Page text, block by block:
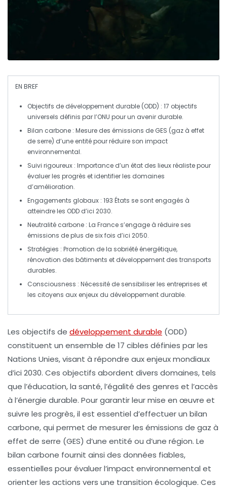
EN BREF
Objectifs de développement durable (ODD) : 17 objectifs
universels définis par l’ONU pour un avenir durable.
Bilan carbone : Mesure des émissions de GES (gaz à effet
de serre) d’une entité pour réduire son impact
environnemental.
Suivi rigoureux : Importance d’un état des lieux réaliste pour
évaluer les progrès et identifier les domaines
d’amélioration.
Engagements globaux : 193 États se sont engagés à
atteindre les ODD d’ici 2030.
Neutralité carbone : La France s’engage à réduire ses
émissions de plus de six fois d’ici 2050.
Stratégies : Promotion de la sobriété énergétique,
rénovation des bâtiments et développement des transports
durables.
Consciousness : Nécessité de sensibiliser les entreprises et
les citoyens aux enjeux du développement durable.
Les objectifs de développement durable (ODD)
constituent un ensemble de 17 cibles définies par les
Nations Unies, visant à répondre aux enjeux mondiaux
d’ici 2030. Ces objectifs abordent divers domaines, tels
que l’éducation, la santé, l’égalité des genres et l’accès
à l’énergie durable. Pour garantir leur mise en œuvre et
suivre les progrès, il est essentiel d’effectuer un bilan
carbone, qui permet de mesurer les émissions de gaz à
effet de serre (GES) d’une entité ou d’une région. Le
bilan carbone fournit ainsi des données fiables,
essentielles pour évaluer l’impact environnemental et
orienter les actions vers une transition écologique. Ces